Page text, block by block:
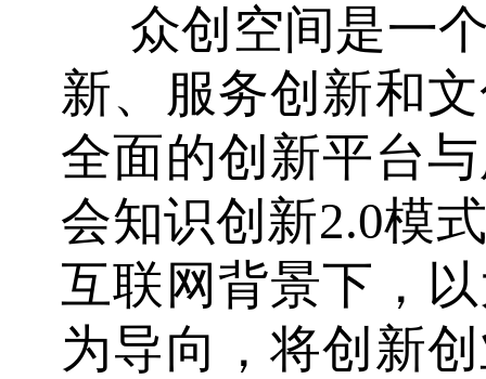
众创空间是一
新、服务创新和
全面的创新平台
会知识创新2.0模
互联网背景下，
为导向，将创新